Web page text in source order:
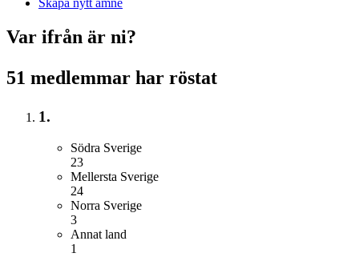
Skapa nytt ämne
Var ifrån är ni?
51 medlemmar har röstat
1.
Södra Sverige
23
Mellersta Sverige
24
Norra Sverige
3
Annat land
1